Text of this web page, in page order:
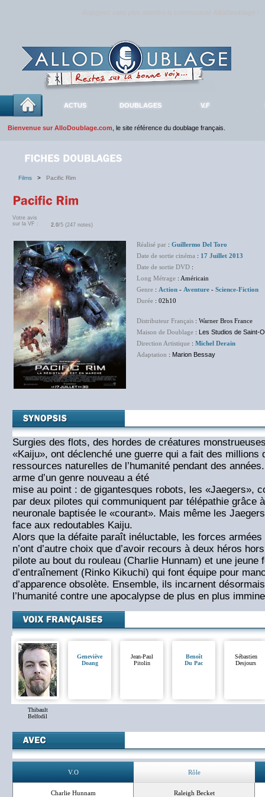
ACTUS DOUBLAGES V.F
Bienvenue sur AlloDoublage.com , le site référence du doublage français.
Films > Pacific Rim
Votre avis
sur la VF :
2.0/5 (247 notes)
Réalisé par : Guillermo Del Toro
Date de sortie cinéma : 17 Juillet 2013
Date de sortie DVD :
Long Métrage : Américain
Genre : Action - Aventure - Science-Fiction
Durée : 02h10
Distributeur Français : Warner Bros France
Maison de Doublage : Les Studios de Saint-
Direction Artistique : Michel Derain
Adaptation : Marion Bessay
Surgies des flots, des hordes de créatures
«Kaiju», ont déclenché une guerre qui a fait des millions
ressources naturelles de l’humanité pendant des
arme d’un genre nouveau a été
mise au point : de gigantesques robots, les «Jaegers»,
par deux pilotes qui communiquent par télépathie grâce
neuronale baptisée le «courant». Mais même les
face aux redoutables Kaiju.
Alors que la défaite paraît inéluctable, les forces armées
n’ont d’autre choix que d’avoir recours à deux héros
pilote au bout du rouleau (Charlie Hunnam) et une jeune
d’entraînement (Rinko Kikuchi) qui font équipe pour
d’apparence obsolète. Ensemble, ils incarnent
l’humanité contre une apocalypse de plus en plus
Thibault
Belfodil
Geneviève
Doang
Jean-Paul
Pitolin
Benoît
Du Pac
Sébastien
Desjours
V.O Rôle
Charlie Hunnam Raleigh Becket